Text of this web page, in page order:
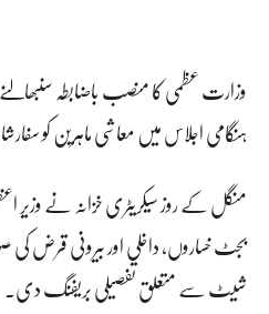
وزارت عظمی کا منصب باضابطہ
ہنگامی اجلاس میں معاشی ماہرین کو
منگل کے روز سیکریٹری خزانہ نے وزیر
بجٹ خساروں، داخلی اور بیرونی قرض
شیٹ سے متعلق تفصیلی بریفنگ دی۔